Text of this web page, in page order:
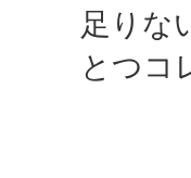
足りな
とつコ